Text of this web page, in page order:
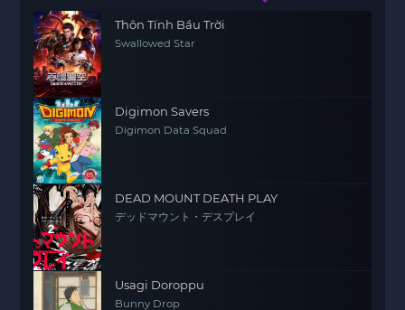
Thôn Tính Bầu Trời
Swallowed Star
Digimon Savers
Digimon Data Squad
DEAD MOUNT DEATH PLAY
デッドマウント・デスプレイ
Usagi Doroppu
Bunny Drop